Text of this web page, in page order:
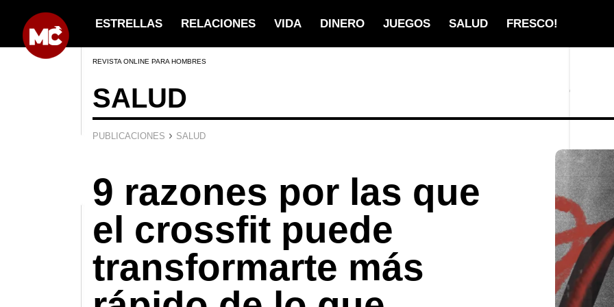
ESTRELLAS RELACIONES VIDA DINERO JUEGOS SALUD FRESCO!
REVISTA ONLINE PARA HOMBRES
SALUD
PUBLICACIONES › SALUD
9 razones por las que
el crossfit puede
transformarte más